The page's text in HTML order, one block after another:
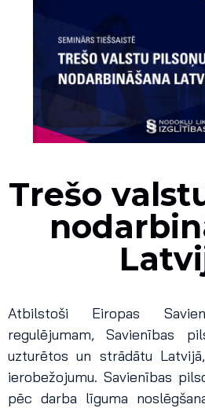
Trešo
Atbilstoši Eiropas
regulējumam, Savienības
uzturētos un strādātu
ierobežojumu. Savienības
pēc darba līguma